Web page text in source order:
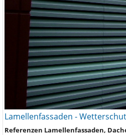
Lamellenfassaden -
Referenzen Lamellenfassaden,